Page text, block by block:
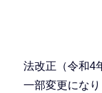
法改正（令和4
一部変更になり